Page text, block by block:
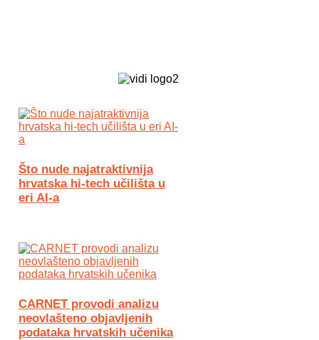
Što nude najatraktivnija
hrvatska hi-tech učilišta u
eri AI-a
CARNET provodi analizu
neovlašteno objavljenih
podataka hrvatskih učenika